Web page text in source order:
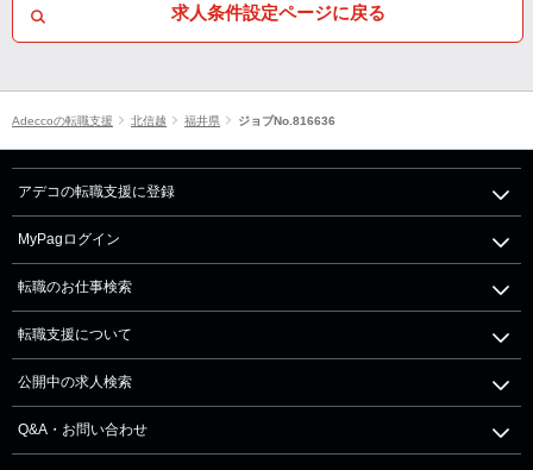
求人条件設定ページに戻る
Adeccoの転職支援 北信越 福井県 ジョブNo.816636
アデコの転職支援に登録
MyPagログイン
転職のお仕事検索
転職支援について
公開中の求人検索
Q&A・お問い合わせ